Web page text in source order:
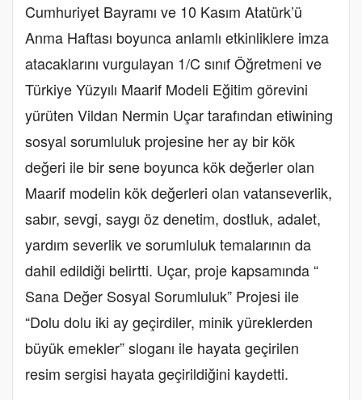
Cumhuriyet Bayramı ve 10 Kasım Atatürk’ü
Anma Haftası boyunca anlamlı etkinliklere imza
atacaklarını vurgulayan 1/C sınıf Öğretmeni ve
Türkiye Yüzyılı Maarif Modeli Eğitim görevini
yürüten Vildan Nermin Uçar tarafından etiwining
sosyal sorumluluk projesine her ay bir kök
değeri ile bir sene boyunca kök değerler olan
Maarif modelin kök değerleri olan vatanseverlik,
sabır, sevgi, saygı öz denetim, dostluk, adalet,
yardım severlik ve sorumluluk temalarının da
dahil edildiği belirtti. Uçar, proje kapsamında “
Sana Değer Sosyal Sorumluluk” Projesi ile
“Dolu dolu iki ay geçirdiler, minik yüreklerden
büyük emekler” sloganı ile hayata geçirilen
resim sergisi hayata geçirildiğini kaydetti.